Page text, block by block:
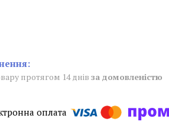
протягом 14 днів за домовленістю